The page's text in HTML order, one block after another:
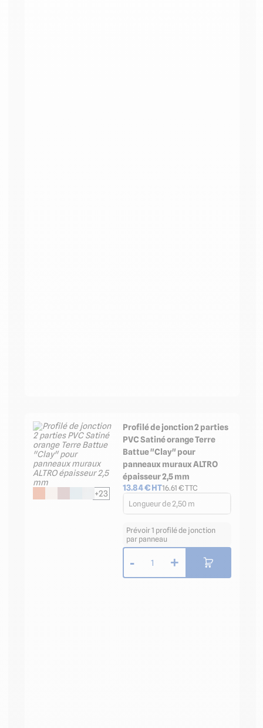
+23
Profilé de jonction 2 parties
PVC Satiné orange Terre
Battue "Clay" pour
panneaux muraux ALTRO
épaisseur 2,5 mm
13.84€ HT16.61 € TTC
Longueur de 2,50 m
Prévoir 1 profilé de jonction
par panneau
- 1 +